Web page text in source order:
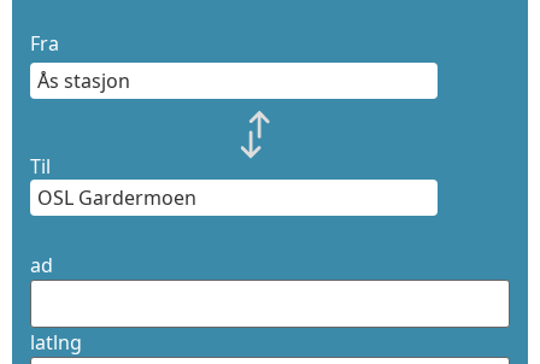
Fra
Til
ad
latlng